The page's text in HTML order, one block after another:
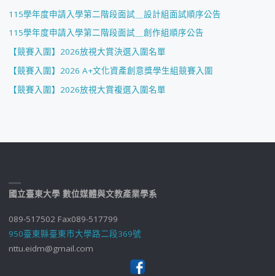
115學年度申請入學第二階段面試＿設計組面試順序公告
115學年度申請入學第二階段面試＿創作組順序公告
【競賽入圍】2026放視大賞決選入圍名單
【競賽入圍】2026 A+文化資產創意獎學生組競賽入圍
【競賽入圍】2026放視大賞複選入圍名單
國立臺東大學 數位媒體與文教產業學系
089-517502 Fax089-517799
950臺東縣臺東市大學路二段369號
nttu.eidm@gmail.com